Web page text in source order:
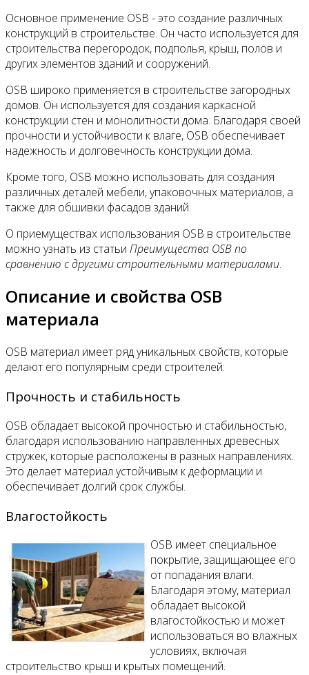
Основное применение OSB - это создание различных
конструкций в строительстве. Он часто используется для
строительства перегородок, подполья, крыш, полов и
других элементов зданий и сооружений.
OSB широко применяется в строительстве загородных
домов. Он используется для создания каркасной
конструкции стен и монолитности дома. Благодаря своей
прочности и устойчивости к влаге, OSB обеспечивает
надежность и долговечность конструкции дома.
Кроме того, OSB можно использовать для создания
различных деталей мебели, упаковочных материалов, а
также для обшивки фасадов зданий.
О приемуществах использования OSB в строительстве
можно узнать из статьи Преимущества OSB по
сравнению с другими строительными материалами.
Описание и свойства OSB
материала
OSB материал имеет ряд уникальных свойств, которые
делают его популярным среди строителей:
Прочность и стабильность
OSB обладает высокой прочностью и стабильностью,
благодаря использованию направленных древесных
стружек, которые расположены в разных направлениях.
Это делает материал устойчивым к деформации и
обеспечивает долгий срок службы.
Влагостойкость
OSB имеет специальное
покрытие, защищающее его
от попадания влаги.
Благодаря этому, материал
обладает высокой
влагостойкостью и может
использоваться во влажных
условиях, включая
строительство крыш и крытых помещений.